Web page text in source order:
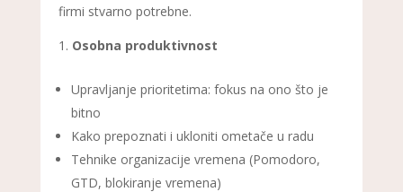
firmi stvarno potrebne.
Osobna produktivnost
Upravljanje prioritetima: fokus na ono što je
bitno
Kako prepoznati i ukloniti ometače u radu
Tehnike organizacije vremena (Pomodoro,
GTD, blokiranje vremena)